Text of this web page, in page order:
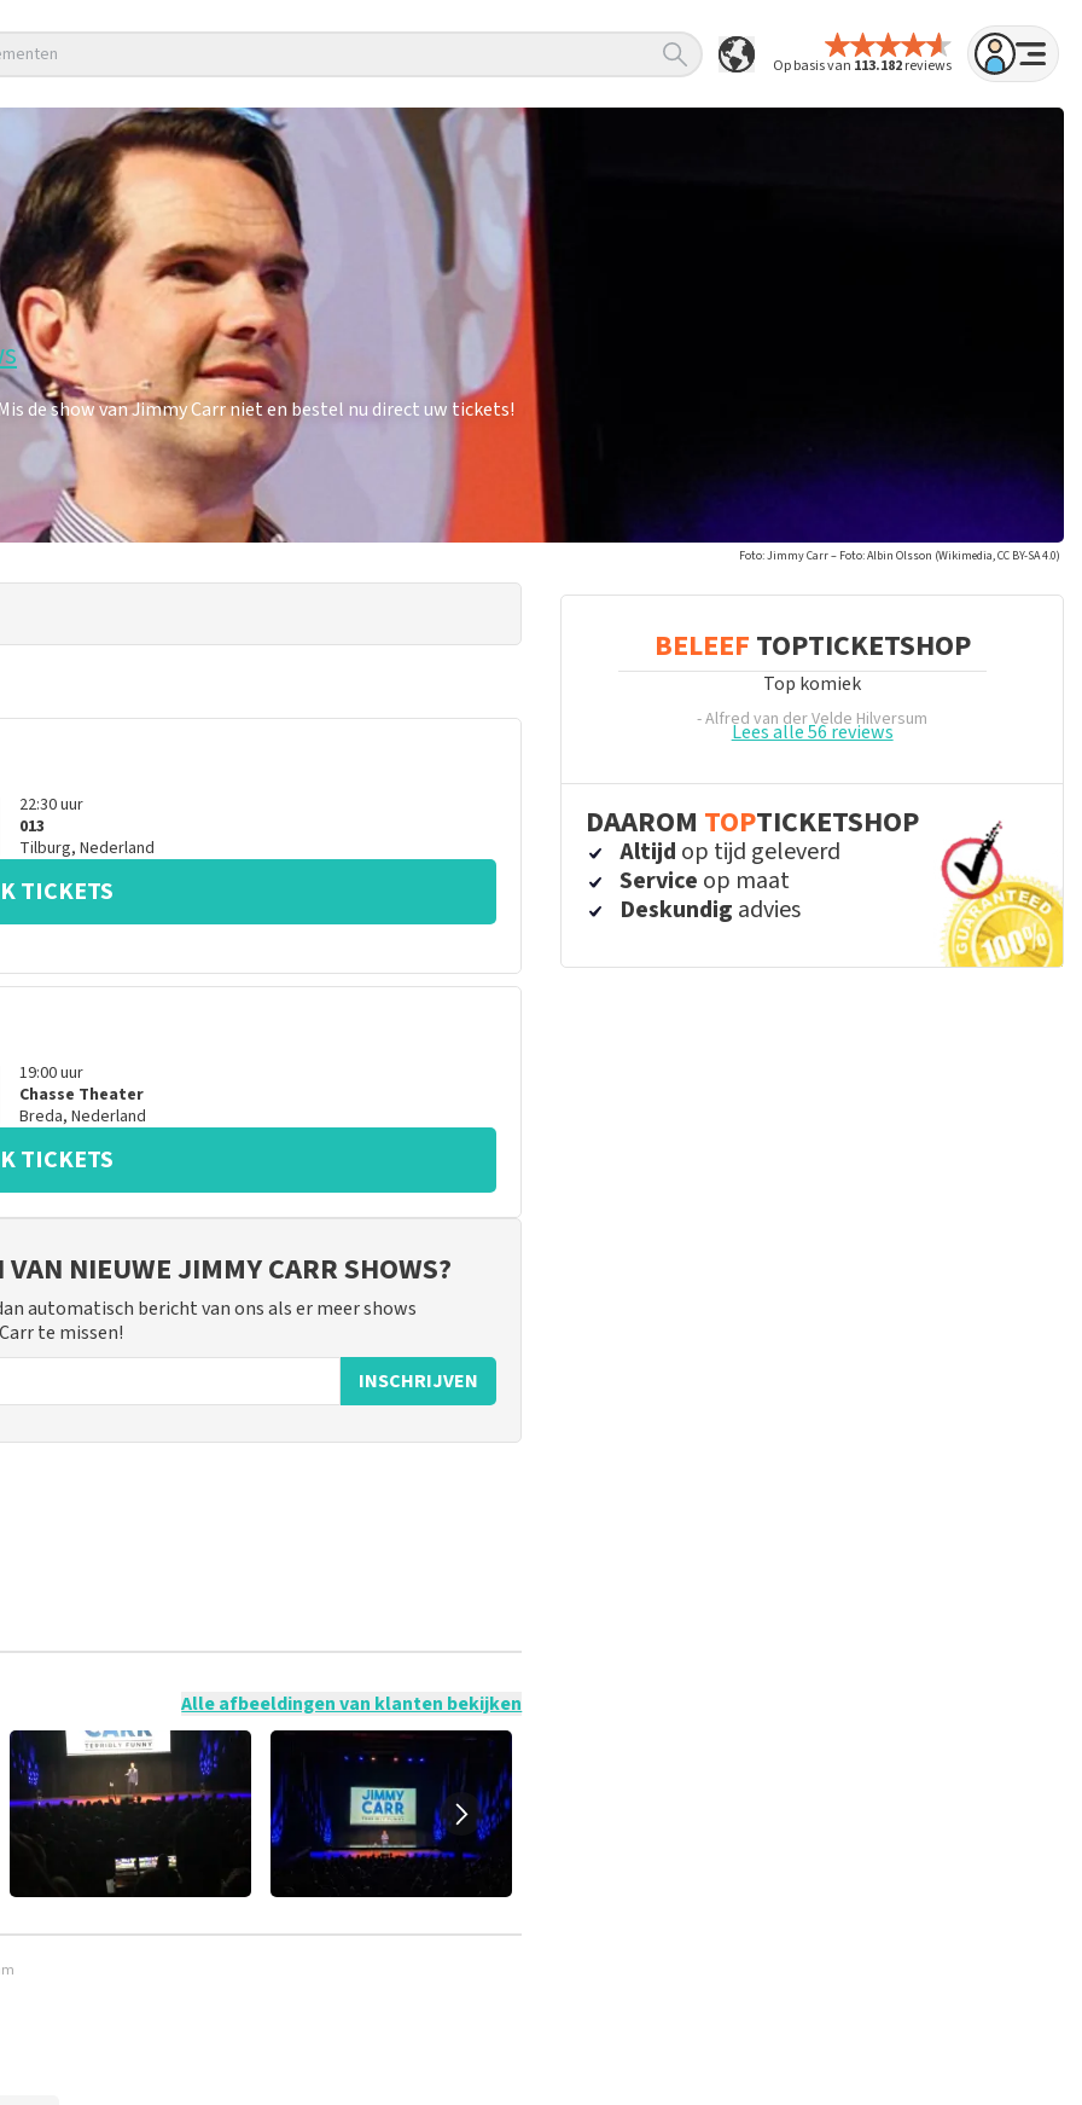
Op basis van 113.182reviews
de show van Jimmy Carr niet en bestel nu direct uw tickets!
Foto: Jimmy Carr – Foto: Albin Olsson (Wikimedia, CC BY-SA 4.0)
22:30uur
013
Tilburg, Nederland
TICKETS
19:00uur
Chasse Theater
Breda, Nederland
TICKETS
NIEUWE JIMMY CARR SHOWS?
automatisch bericht van ons als er meer shows
te missen!
INSCHRIJVEN
om een review achter te laten als je geen tickets
Alle afbeeldingen van klanten bekijken
BELEEF TOPTICKETSHOP
Top komiek
- Alfred van der Velde Hilversum
Lees alle 56 reviews
DAAROM TOPTICKETSHOP
Altijd op tijd geleverd
Service op maat
Deskundig advies